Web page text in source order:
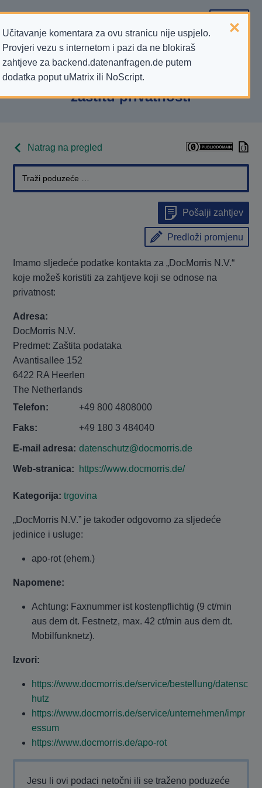
Učitavanje komentara za ovu stranicu nije uspjelo.
Provjeri vezu s internetom i pazi da ne blokiraš
zahtjeve za backend.datenanfragen.de putem
dodatka poput uMatrix ili NoScript.
Podaci kontakta „DocMorris N.V.”
koji se odnose na zahtjeve za
zaštitu privatnosti
Natrag na pregled
Pošalji zahtjev
Predloži promjenu
Imamo sljedeće podatke kontakta za „DocMorris N.V.“
koje možeš koristiti za zahtjeve koji se odnose na
privatnost:
Adresa:
DocMorris N.V.
Predmet: Zaštita podataka
Avantisallee 152
6422 RA Heerlen
The Netherlands
Telefon:
+49 800 4808000
Faks: +49 180 3 484040
E-mail adresa: datenschutz@docmorris.de
Web-stranica: https://www.docmorris.de/
Kategorija: trgovina
„DocMorris N.V.” je također odgovorno za sljedeće
jedinice i usluge:
apo-rot (ehem.)
Napomene:
Achtung: Faxnummer ist kostenpflichtig (9 ct/min
aus dem dt. Festnetz, max. 42 ct/min aus dem dt.
Mobilfunknetz).
Izvori:
https://www.docmorris.de/service/bestellung/datensc
hutz
https://www.docmorris.de/service/unternehmen/impr
essum
https://www.docmorris.de/apo-rot
Jesu li ovi podaci netočni ili se traženo poduzeće